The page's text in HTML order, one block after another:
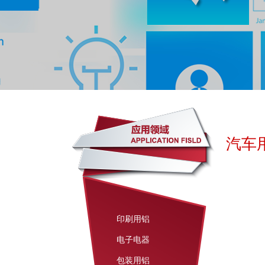
印刷用铝
电子电器
包装用铝
汽车